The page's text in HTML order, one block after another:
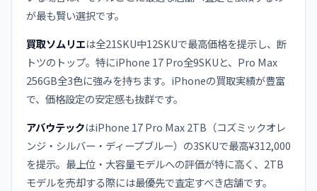
が最も賢い選択です。
買取ソムリエは全21SKU中12SKUで最高価格を提示し、断
トツのトップ。特にiPhone 17 Pro全9SKUと、Pro Max
256GB全3色に強みを持ちます。iPhoneの買取実績が豊富
で、価格設定の安定感も抜群です。
アバウテックはiPhone 17 Pro Max 2TB（コズミックオレ
ンジ・シルバー・ディープブルー）の3SKUで最高¥312,000
を提示。最上位・大容量モデルへの評価が特に高く、2TB
モデルを売却する際には最優先で査定すべき店舗です。